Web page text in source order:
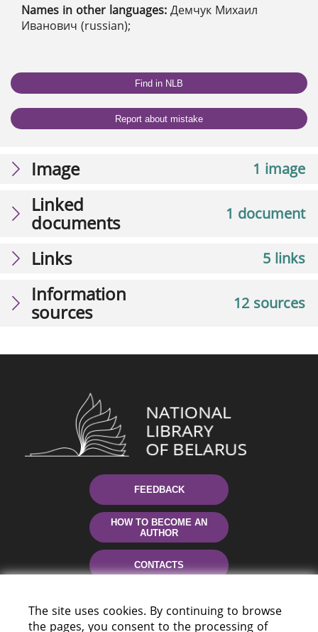
Names in other languages: Демчук Михаил
Иванович (russian);
Find in NLB
Report about mistake
1 image
Image
1 document
Linked
documents
5 links
Links
12 sources
Information
sources
FEEDBACK
HOW TO BECOME AN
AUTHOR
CONTACTS
The site uses cookies. By continuing to browse
the pages, you consent to the processing of